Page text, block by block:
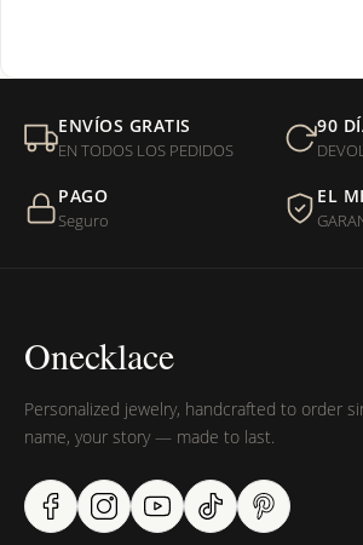
Mi orden fue devuelta por USPS, ¿qué hago
entregada?
¿Sus productos son libres de níquel?
ENVÍOS GRATIS
EN TODOS LOS PEDIDOS
90
PAGO
Seguro
EL
Onecklace
Personalized jewelry, handcrafted to order
name, your story — made to last.